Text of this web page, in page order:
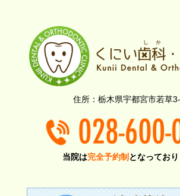
栃木県宇都宮市若草
当院は完全予約制 となっており